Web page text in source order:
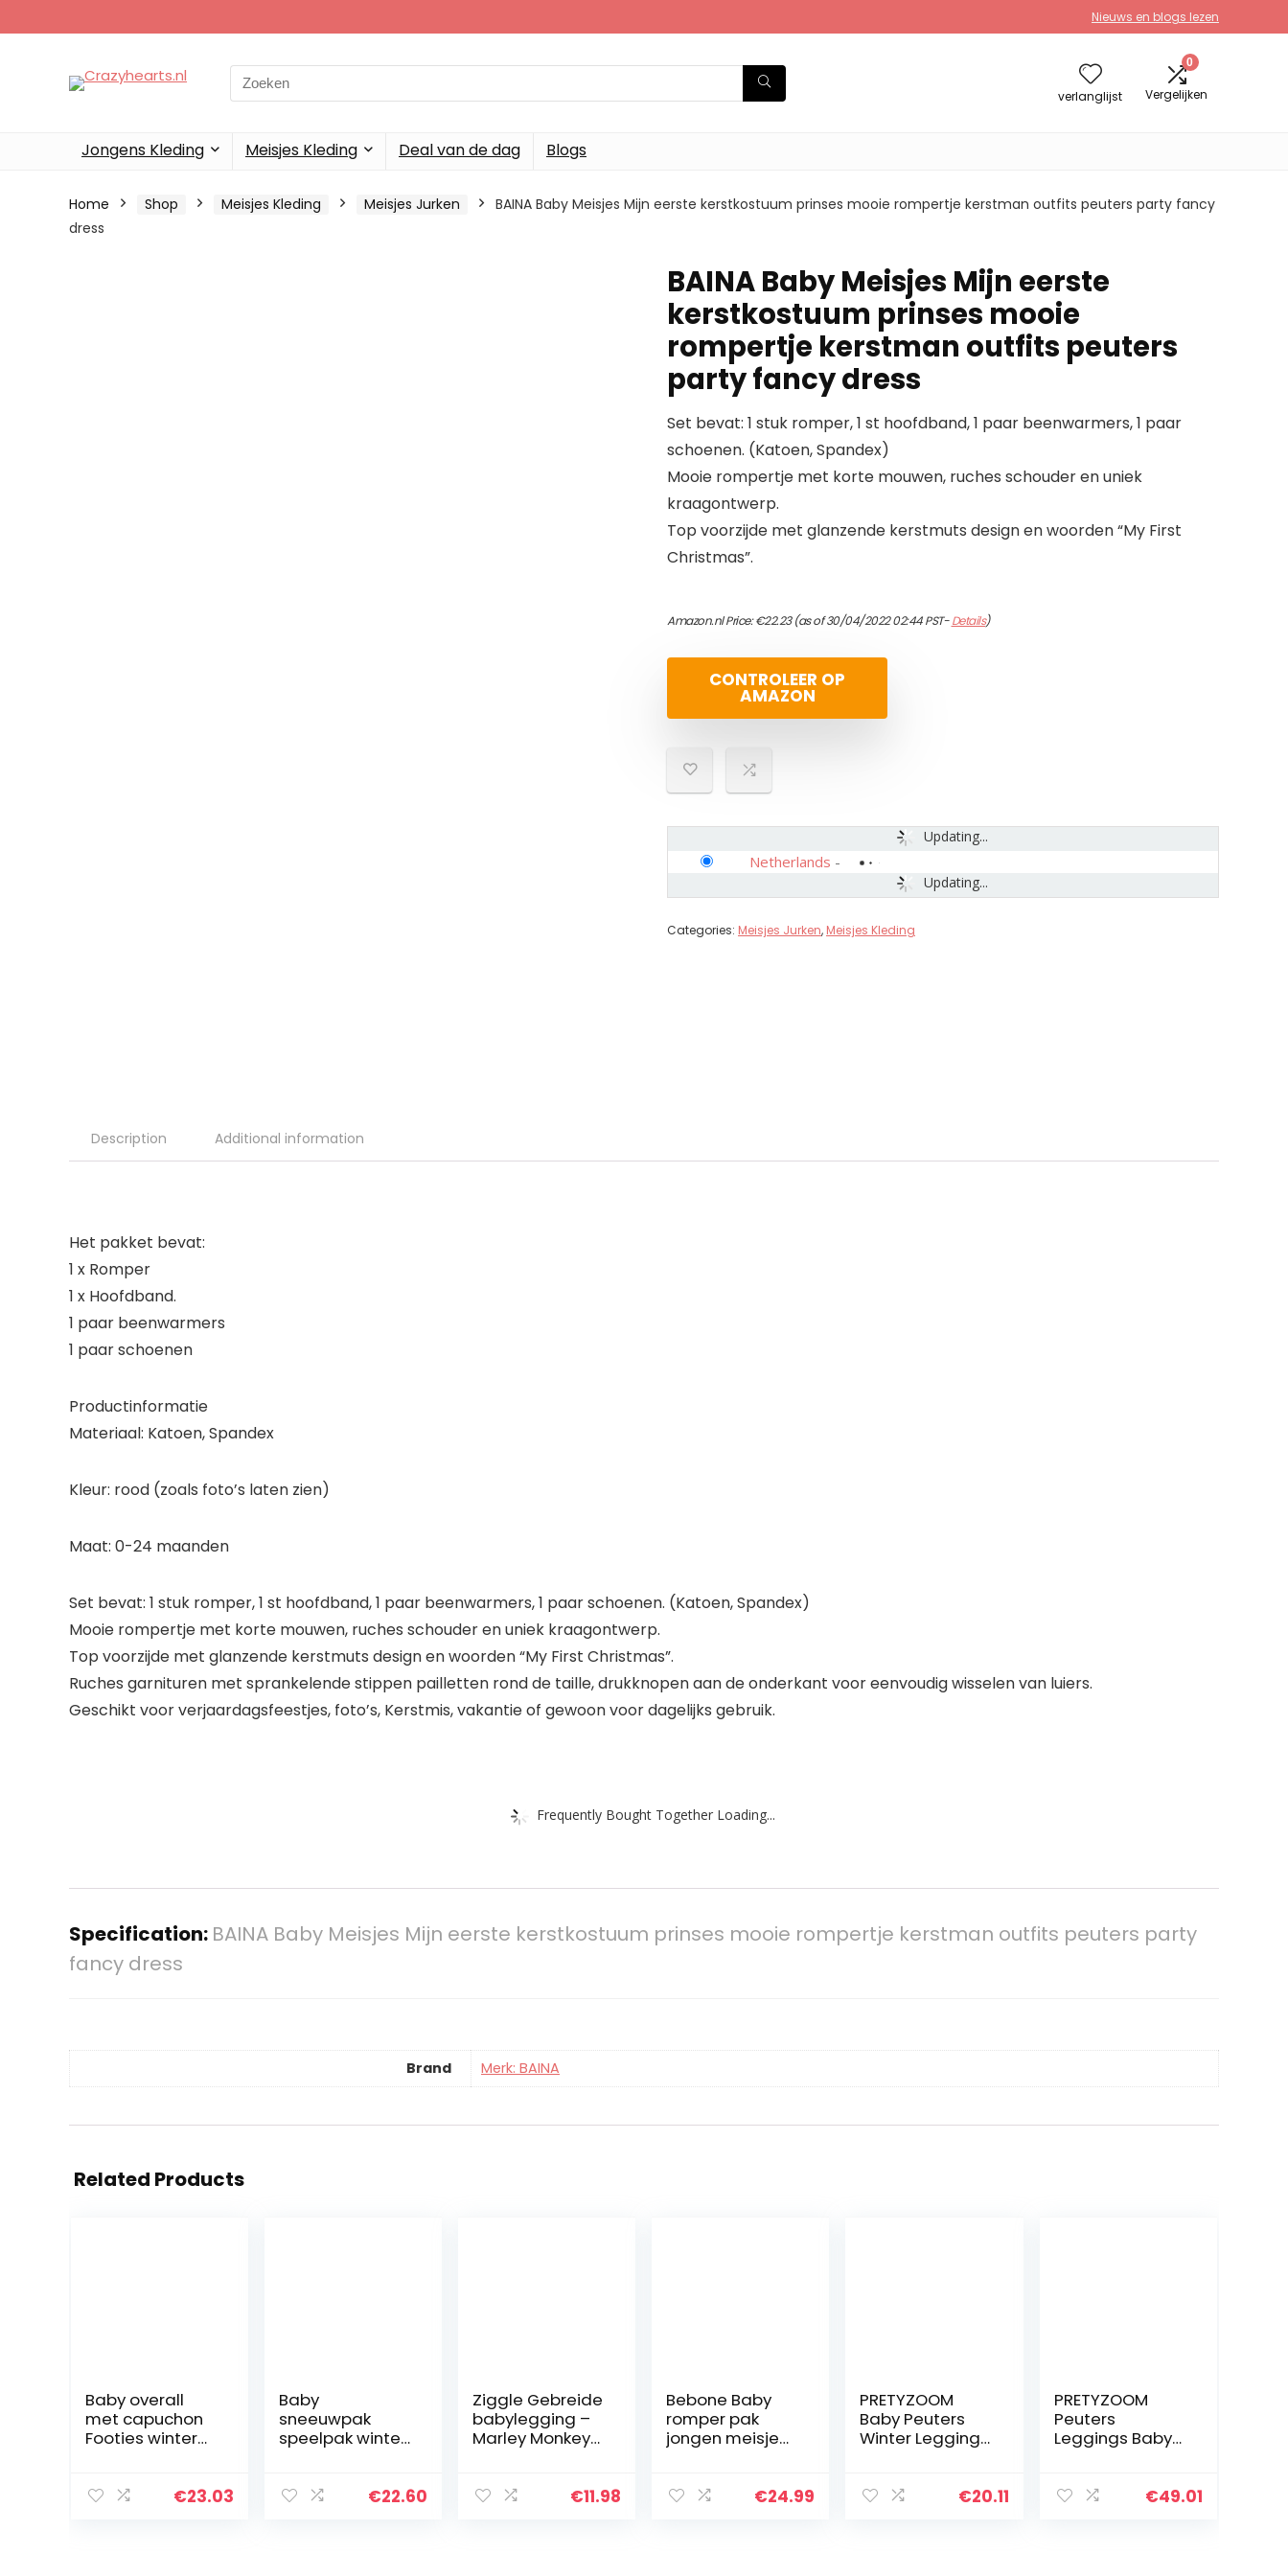
Nieuws en blogs lezen
Search
for:
verlanglijst
0
Vergelijken
Jongens Kleding Meisjes Kleding Deal van de dag Blogs
Home Shop Meisjes Kleding Meisjes Jurken
BAINA Baby Meisjes Mijn eerste kerstkostuum prinses mooie rompertje kerstman outfits peuters party fancy
dress
BAINA Baby Meisjes Mijn eerste
kerstkostuum prinses mooie
rompertje kerstman outfits peuters
party fancy dress
Set bevat: 1 stuk romper, 1 st hoofdband, 1 paar beenwarmers, 1 paar
schoenen. (Katoen, Spandex)
Mooie rompertje met korte mouwen, ruches schouder en uniek
kraagontwerp.
Top voorzijde met glanzende kerstmuts design en woorden “My First
Christmas”.
Amazon.nl Price:€22.23(as of 30/04/2022 02:44 PST-Details)
CONTROLEER OP
AMAZON
Updating...
Updating...
Netherlands -
Categories: Meisjes Jurken, Meisjes Kleding
Description Additional information
Het pakket bevat:
1 x Romper
1 x Hoofdband.
1 paar beenwarmers
1 paar schoenen
Productinformatie
Materiaal: Katoen, Spandex
Kleur: rood (zoals foto’s laten zien)
Maat: 0-24 maanden
Set bevat: 1 stuk romper, 1 st hoofdband, 1 paar beenwarmers, 1 paar schoenen. (Katoen, Spandex)
Mooie rompertje met korte mouwen, ruches schouder en uniek kraagontwerp.
Top voorzijde met glanzende kerstmuts design en woorden “My First Christmas”.
Ruches garnituren met sprankelende stippen pailletten rond de taille, drukknopen aan de onderkant voor eenvoudig wisselen van luiers.
Geschikt voor verjaardagsfeestjes, foto’s, Kerstmis, vakantie of gewoon voor dagelijks gebruik.
Frequently Bought Together Loading...
Specification: BAINA Baby Meisjes Mijn eerste kerstkostuum prinses mooie rompertje kerstman outfits peuters party
fancy dress
Brand Merk: BAINA
Related Products
Baby overall
met capuchon
Footies winter
karikatuur
€23.03
Baby
sneeuwpak
speelpak winter
rompers meisjes
€22.60
Ziggle Gebreide
babylegging –
Marley Monkey
€11.98
Bebone Baby
romper pak
jongen meisje
(Wit, 0-3
€24.99
PRETYZOOM
Baby Peuters
Winter Leggings
Broek Kinderen
€20.11
PRETYZOOM
Peuters
Leggings Baby
Leggings Vos
€49.01